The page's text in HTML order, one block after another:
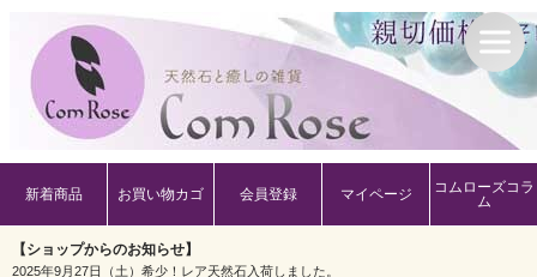
新着商品 お買い物カゴ 会員登録 マイページ
コムローズコラ
ム
【ショップからのお知らせ】
2025年9月27日（土）希少！レア天然石入荷しました。